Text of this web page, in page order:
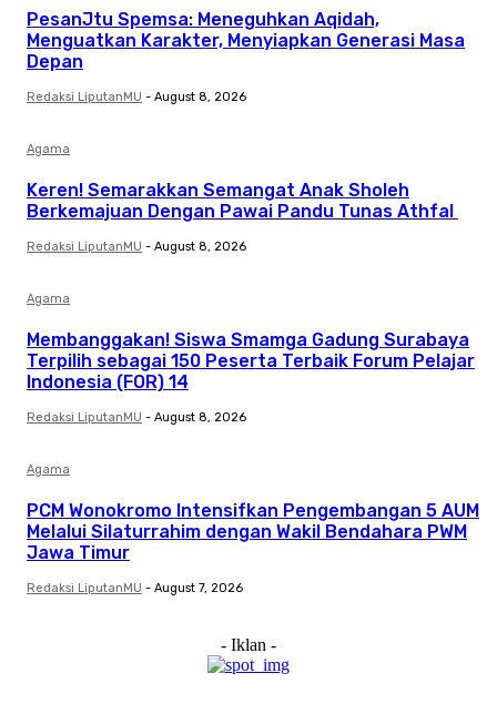
PesanJtu Spemsa: Meneguhkan Aqidah,
Menguatkan Karakter, Menyiapkan Generasi Masa
Depan
Redaksi LiputanMU - August 8, 2026
Agama
Keren! Semarakkan Semangat Anak Sholeh
Berkemajuan Dengan Pawai Pandu Tunas Athfal
Redaksi LiputanMU - August 8, 2026
Agama
Membanggakan! Siswa Smamga Gadung Surabaya
Terpilih sebagai 150 Peserta Terbaik Forum Pelajar
Indonesia (FOR) 14
Redaksi LiputanMU - August 8, 2026
Agama
PCM Wonokromo Intensifkan Pengembangan 5 AUM
Melalui Silaturrahim dengan Wakil Bendahara PWM
Jawa Timur
Redaksi LiputanMU - August 7, 2026
- Iklan -